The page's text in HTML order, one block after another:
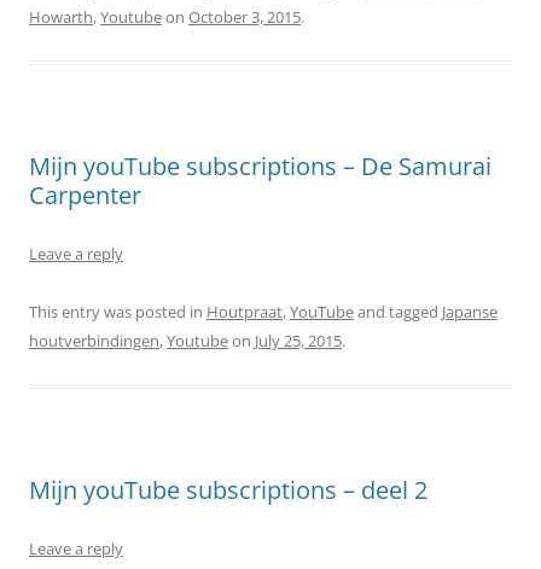
Howarth,Youtubeon October 3, 2015.
Mijn youTube subscriptions – De Samurai
Carpenter
Leave a reply
This entry was posted in Houtpraat,YouTubeand tagged Japanse
houtverbindingen,Youtubeon July 25, 2015.
Mijn youTube subscriptions – deel 2
Leave a reply